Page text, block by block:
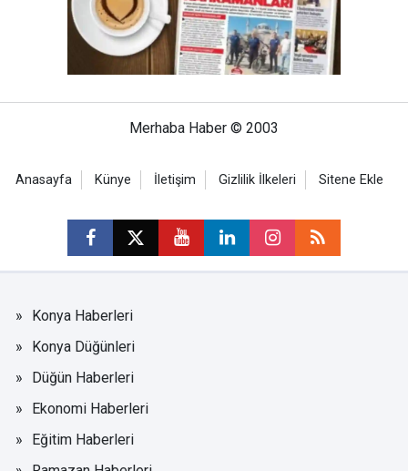
Merhaba Haber © 2003
Anasayfa Künye İletişim Gizlilik İlkeleri Sitene Ekle
Konya Haberleri
Konya Düğünleri
Düğün Haberleri
Ekonomi Haberleri
Eğitim Haberleri